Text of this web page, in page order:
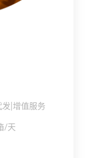
发|增值服务
/天